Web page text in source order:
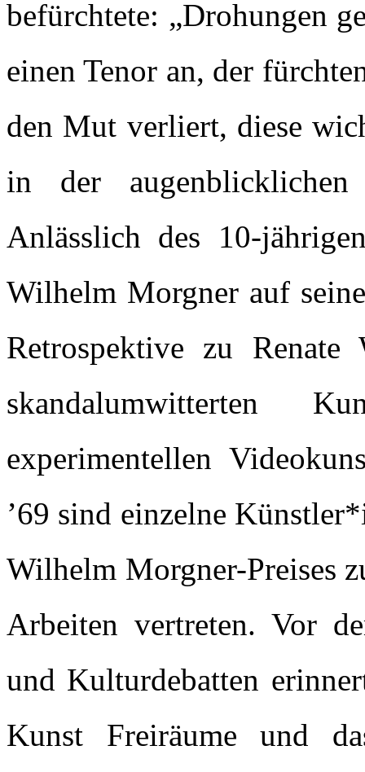
befürchtete: „Drohungen
einen Tenor an, der
den Mut verliert, diese
in der
Anlässlich des 10-
Wilhelm Morgner auf
Retrospektive zu
skandalumwitterten
experimentellen
’69 sind einzelne
Wilhelm Morgner-Preises
Arbeiten vertreten. Vor
und Kulturdebatten
Kunst Freiräume und